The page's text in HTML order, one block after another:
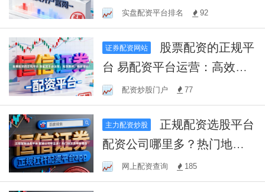
资者实现财富梦想
实盘配资平台排名 92
证券配资网站
台 易配资平台运营：高效策
略，稳健增长！
配资炒股门户 77
主力配资炒股
配资公司哪里多？热门地区
及平台推荐
网上配资查询 185